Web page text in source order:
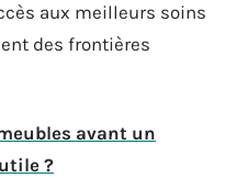
aux meilleurs soins
des frontières
avant un
?